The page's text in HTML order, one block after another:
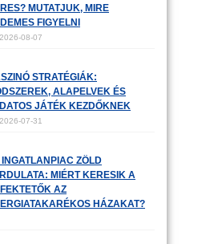
MUTATJUK, MIRE
FIGYELNI
2026-08-07
STRATÉGIÁK:
ALAPELVEK ÉS
JÁTÉK KEZDŐKNEK
2026-07-31
ZÖLD
MIÉRT KERESIK A
AZ
HÁZAKAT?